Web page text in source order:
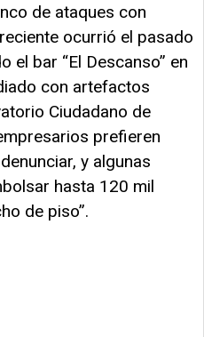
de ataques con
ocurrió el pasado
el bar “El Descanso” en
con artefactos
Ciudadano de
prefieren
y algunas
hasta 120 mil
de piso”.